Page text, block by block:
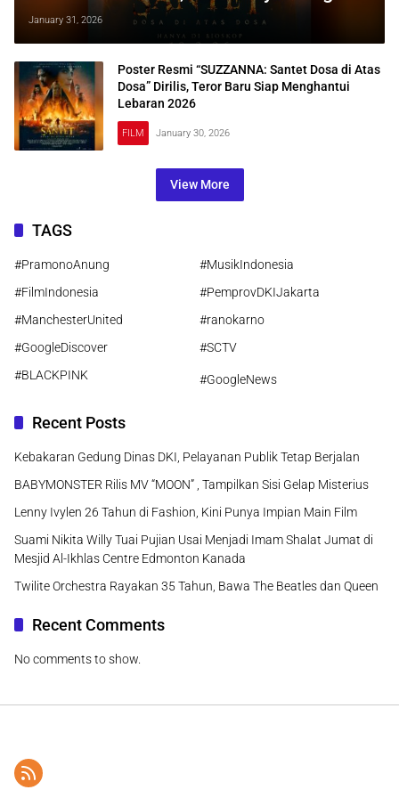
dengan Kekuatan Gelap di Lebaran
2026
January 31, 2026
Poster Resmi “SUZZANNA: Santet Dosa di Atas
Dosa” Dirilis, Teror Baru Siap Menghantui
Lebaran 2026
FILM January 30, 2026
View More
TAGS
#PramonoAnung
#MusikIndonesia
#FilmIndonesia
#PemprovDKIJakarta
#ManchesterUnited
#ranokarno
#GoogleDiscover
#SCTV
#BLACKPINK
#GoogleNews
Recent Posts
Kebakaran Gedung Dinas DKI, Pelayanan Publik Tetap Berjalan
BABYMONSTER Rilis MV “MOON” , Tampilkan Sisi Gelap Misterius
Lenny Ivylen 26 Tahun di Fashion, Kini Punya Impian Main Film
Suami Nikita Willy Tuai Pujian Usai Menjadi Imam Shalat Jumat di
Mesjid Al-Ikhlas Centre Edmonton Kanada
Twilite Orchestra Rayakan 35 Tahun, Bawa The Beatles dan Queen
Recent Comments
No comments to show.